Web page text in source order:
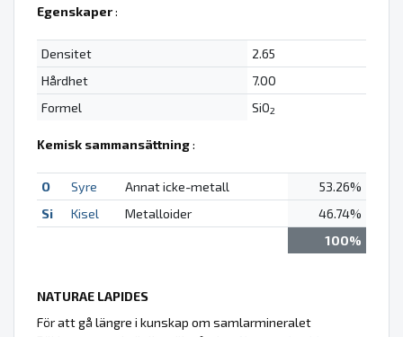
Egenskaper:
Densitet
2.65
Hårdhet
7.00
Formel
SiO2
Kemisk sammansättning:
O Syre Annat icke-metall
53.26%
Si
Kisel Metalloider
46.74%
100%
NATURAE LAPIDES
För att gå längre i kunskap om samlarmineralet